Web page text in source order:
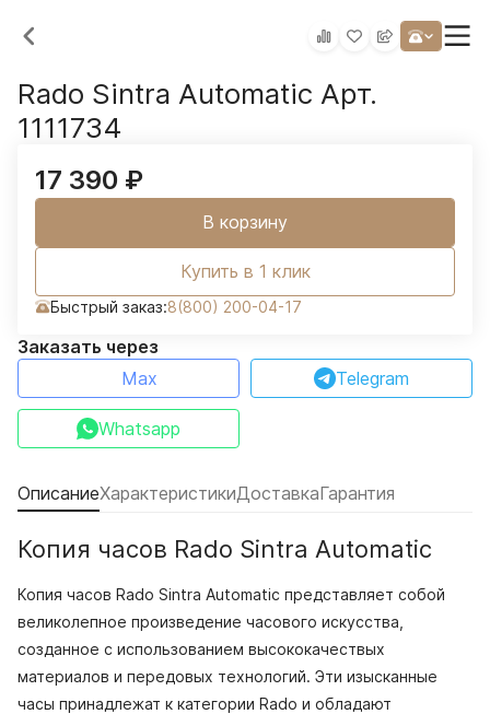
Rado Sintra Automatic Арт.
1111734
17 390 ₽
В корзину
Купить в 1 клик
Быстрый заказ:8(800) 200-04-17
Заказать через
Max
Telegram
Whatsapp
ОписаниеХарактеристикиДоставкаГарантия
Копия часов Rado Sintra Automatic
Копия часов Rado Sintra Automatic представляет собой
великолепное произведение часового искусства,
созданное с использованием высококачествых
материалов и передовых технологий. Эти изысканные
часы принадлежат к категории Rado и обладают